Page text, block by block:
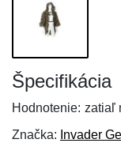
Špecifikácia
Hodnotenie: zatiaľ
Značka: Invader